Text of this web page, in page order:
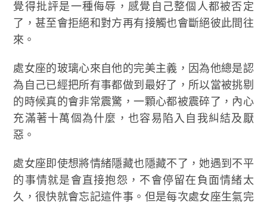
覺得批評是一種侮辱，感覺自己整個人都被否定
了，甚至會拒絕和對方再有接觸也會斷絕彼此間往
來。
處女座的玻璃心來自他的完美主義，因為他總是認
為自己已經把所有事都做到最好了，所以當被挑剔
的時候真的會非常震驚，一顆心都被震碎了，內心
充滿著十萬個為什麼，也容易陷入自我糾結及厭
惡。
處女座即使想將情緒隱藏也隱藏不了，她遇到不平
的事情就是會直接抱怨，不會停留在負面情緒太
久，很快就會忘記這件事。但是每次處女座生氣完